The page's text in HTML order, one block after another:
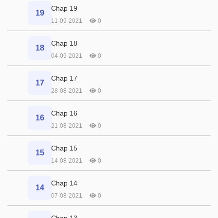
19
Chap 19
11-09-2021 0
18
Chap 18
04-09-2021 0
17
Chap 17
28-08-2021 0
16
Chap 16
21-08-2021 0
15
Chap 15
14-08-2021 0
14
Chap 14
07-08-2021 0